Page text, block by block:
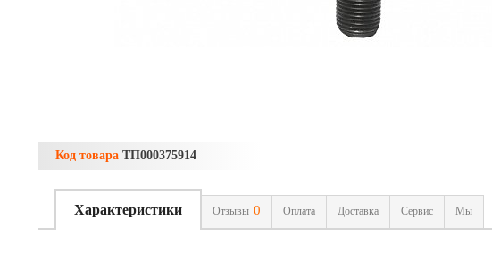
Код товара ТП000375914
Характеристики Отзывы 0 Оплата Доставка Сервис Мы